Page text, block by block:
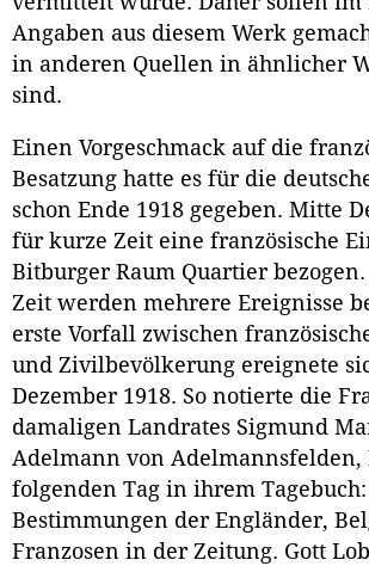
Angaben aus diesem Werk
in anderen Quellen in ähnlicher
sind.
Einen Vorgeschmack auf die
Besatzung hatte es für die
schon Ende 1918 gegeben. Mitte
für kurze Zeit eine französische
Bitburger Raum Quartier
Zeit werden mehrere Ereignisse
erste Vorfall zwischen
und Zivilbevölkerung ereignete
Dezember 1918. So notierte die
damaligen Landrates Sigmund
Adelmann von Adelmannsfelden,
folgenden Tag in ihrem Tagebuch:
Bestimmungen der Engländer,
Franzosen in der Zeitung. Gott